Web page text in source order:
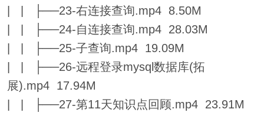
| | ├──23-右连接查询.mp4 8.50M
| | ├──24-自连接查询.mp4 28.03M
| | ├──25-子查询.mp4 19.09M
| | ├──26-远程登录mysql数据库(拓
展).mp4 17.94M
| | ├──27-第11天知识点回顾.mp4 23.91M